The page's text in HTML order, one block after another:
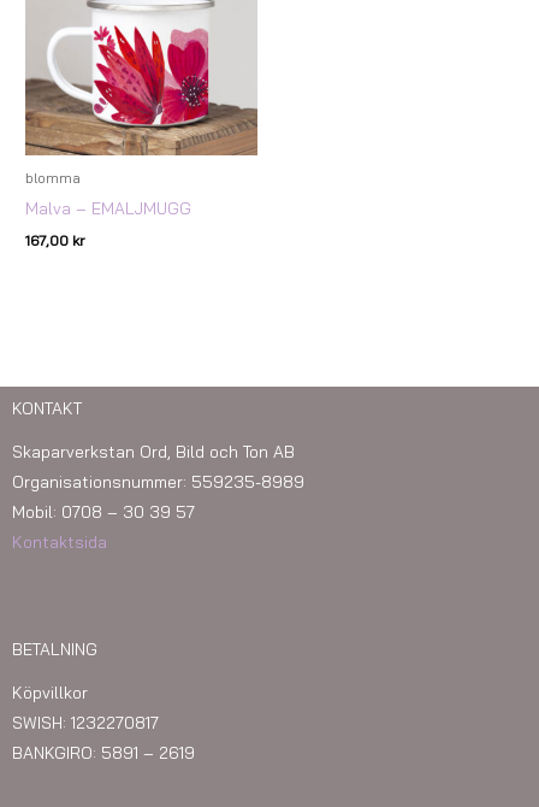
blomma
Malva – EMALJMUGG
167,00 kr
KONTAKT
Skaparverkstan Ord, Bild och Ton AB
Organisationsnummer: 559235-8989
Mobil: 0708 – 30 39 57
Kontaktsida
BETALNING
Köpvillkor
SWISH: 1232270817
BANKGIRO: 5891 – 2619